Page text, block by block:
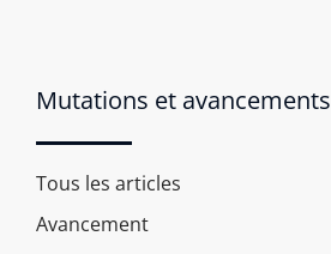
Mutations et avancements
Tous les articles
Avancement